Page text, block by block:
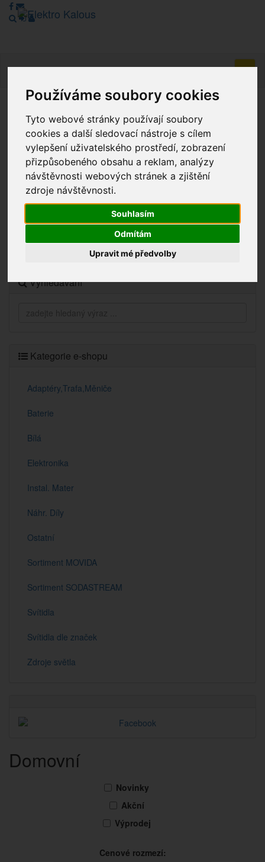
Používáme soubory cookies
Tyto webové stránky používají soubory
cookies a další sledovací nástroje s cílem
vylepšení uživatelského prostředí, zobrazení
přizpůsobeného obsahu a reklam, analýzy
návštěvnosti webových stránek a zjištění
zdroje návštěvnosti.
Souhlasím
Odmítám
Upravit mé předvolby
Vážení zákazníci, v tuto chvíli je Náš internetový obchod v
režimu Katalogu. Objednávky on-line nyní nelze vyřídit.
Děkujeme za pochopení.
Výprodej
Vyhledávání
Kategorie e-shopu
Adaptéry,Trafa,Měniče
Baterie
Bílá
Elektronika
Instal. Mater
Náhr. Díly
Ostatní
Sortiment MOVIDA
Sortiment SODASTREAM
Svítidla
Svítidla dle značek
Zdroje světla
Domovní
Novinky
Akční
Výprodej
Cenové rozmezí: